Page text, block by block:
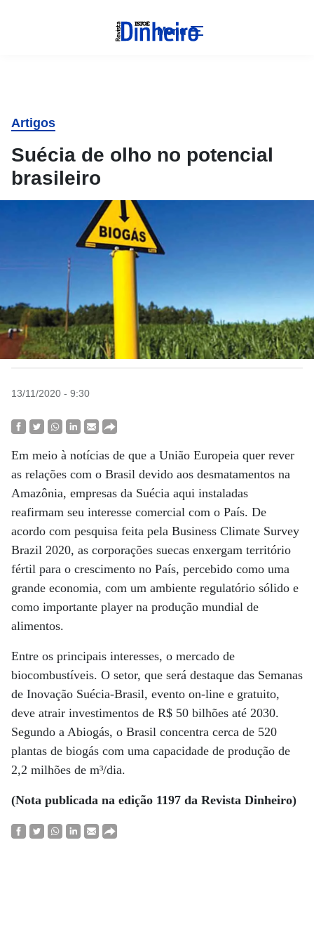
Menu
Artigos
Suécia de olho no potencial
brasileiro
13/11/2020 - 9:30
Em meio à notícias de que a União Europeia quer rever
as relações com o Brasil devido aos desmatamentos na
Amazônia, empresas da Suécia aqui instaladas
reafirmam seu interesse comercial com o País. De
acordo com pesquisa feita pela Business Climate Survey
Brazil 2020, as corporações suecas enxergam território
fértil para o crescimento no País, percebido como uma
grande economia, com um ambiente regulatório sólido e
como importante player na produção mundial de
alimentos.
Entre os principais interesses, o mercado de
biocombustíveis. O setor, que será destaque das Semanas
de Inovação Suécia-Brasil, evento on-line e gratuito,
deve atrair investimentos de R$ 50 bilhões até 2030.
Segundo a Abiogás, o Brasil concentra cerca de 520
plantas de biogás com uma capacidade de produção de
2,2 milhões de m³/dia.
(Nota publicada na edição 1197 da Revista Dinheiro)